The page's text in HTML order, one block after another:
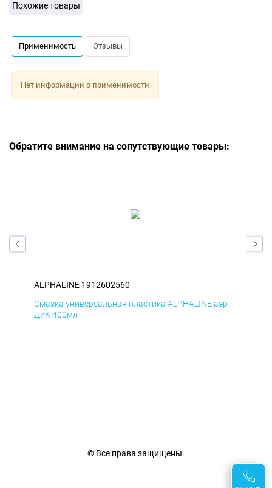
Похожие товары
Применимость Отзывы
Нет информации о применимости
Обратите внимание на сопутствующие товары:
ALPHALINE 1912602560
Смазка универсальная пластика ALPHALINE аэр
ДиК 400мл
© Все права защищены.